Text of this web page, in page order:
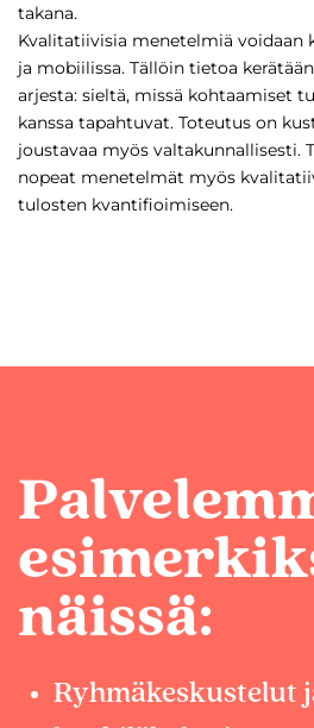
takana.
Kvalitatiivisia menetelmiä voidaan
ja mobiilissa. Tällöin tietoa
arjesta: sieltä, missä kohtaamiset
kanssa tapahtuvat. Toteutus on
joustavaa myös valtakunnallisesti.
nopeat menetelmät myös
tulosten kvantifioimiseen.
näissä:
Ryhmäkeskustelut